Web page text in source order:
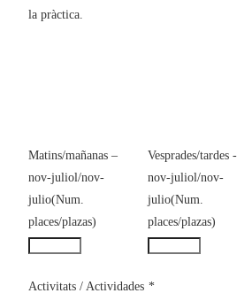
la pràctica.
Matins/mañanas –
nov-juliol/nov-
julio(Num.
places/plazas)
Vesprades/tardes -
nov-juliol/nov-
julio(Num.
places/plazas)
Activitats / Actividades *